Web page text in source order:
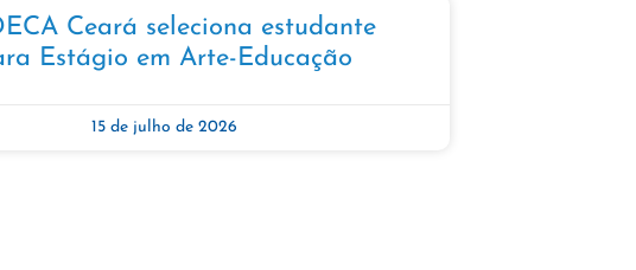
Ceará seleciona estudante
Estágio em Arte-Educação​​
15 de julho de 2026